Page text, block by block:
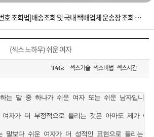
[운송장번호 조회법]배송조회 및 국내 택배업체 운송장 조회 하는법
]아이폰 고객 앱설치 가능합니다.
함 이용 안내] 집 밖에 주소로 택배 받기
입금확인이 안되는 상황을 대비해 꼭 입금후 고객센터 연락바랍니다.
연휴]설 연휴 배송 및 휴무 안내
(섹스 노하우) 쉬운 여자
TAG: 섹스기술 섹스비법 섹스시간
는 말 중 하나가 쉬운 여자 또는 쉬운 남자입니
여자가 더 부정적으로 들리는 것은 아마도 제가
말보다 쉬운 여자가 더 성적인 표현으로 들리는